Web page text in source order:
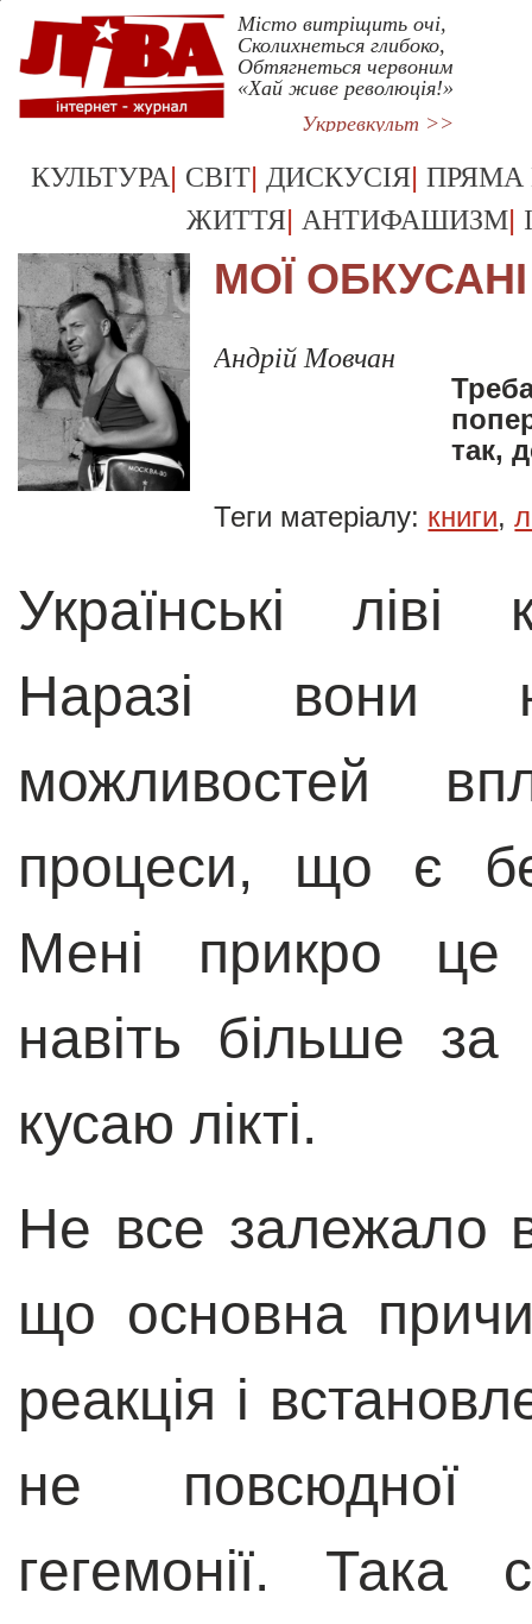
Місто витріщить очі,
Сколихнеться глибоко,
Обтягнеться червоним
«Хай живе революція!»
Укрревкульт >>
КУЛЬТУРА| СВІТ| ДИСКУСІЯ| ПРЯМА
ЖИТТЯ| АНТИФАШИЗМ|
МОЇ ОБКУСАНІ
Андрій Мовчан
так,
Теги матеріалу: книги,
Українські ліві
Наразі вони
можливостей
процеси, що є
Мені прикро це
навіть більше
кусаю лікті.
Не все залежало
що основна
реакція і
не повсюдної
гегемонії. Така